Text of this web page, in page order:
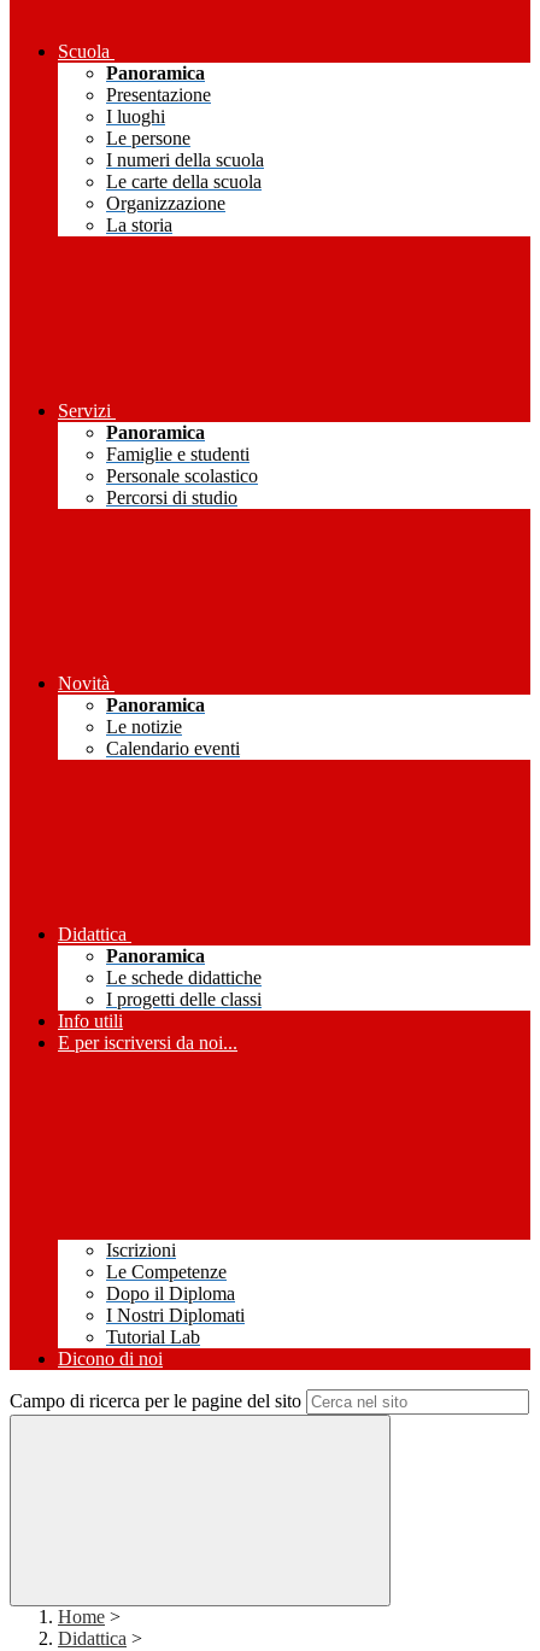
Scuola
Panoramica
Presentazione
I luoghi
Le persone
I numeri della scuola
Le carte della scuola
Organizzazione
La storia
Servizi
Panoramica
Famiglie e studenti
Personale scolastico
Percorsi di studio
Novità
Panoramica
Le notizie
Calendario eventi
Didattica
Panoramica
Le schede didattiche
I progetti delle classi
Info utili
E per iscriversi da noi...
Iscrizioni
Le Competenze
Dopo il Diploma
I Nostri Diplomati
Tutorial Lab
Dicono di noi
Campo di ricerca per le pagine del sito
Home >
Didattica >